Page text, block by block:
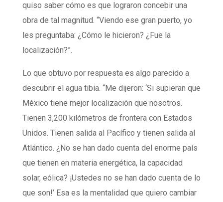
quiso saber cómo es que lograron concebir una
obra de tal magnitud. “Viendo ese gran puerto, yo
les preguntaba: ¿Cómo le hicieron? ¿Fue la
localización?”.
Lo que obtuvo por respuesta es algo parecido a
descubrir el agua tibia. “Me dijeron: ‘Si supieran que
México tiene mejor localización que nosotros.
Tienen 3,200 kilómetros de frontera con Estados
Unidos. Tienen salida al Pacífico y tienen salida al
Atlántico. ¿No se han dado cuenta del enorme país
que tienen en materia energética, la capacidad
solar, eólica? ¡Ustedes no se han dado cuenta de lo
que son!’ Esa es la mentalidad que quiero cambiar